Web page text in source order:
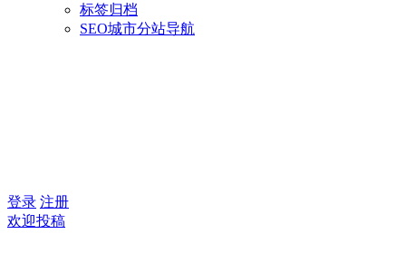
标签归档
SEO城市分站导航
登录 注册
欢迎投稿